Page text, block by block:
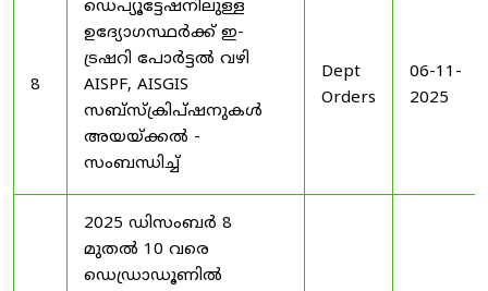
8
ഡെപ്യൂട്ടേഷനിലുള്ള
ഉദ്യോഗസ്ഥർക്ക് ഇ-
ട്രഷറി പോർട്ടൽ വഴി
AISPF, AISGIS
സബ്‌സ്‌ക്രിപ്‌ഷനുകൾ
അയയ്ക്കൽ -
സംബന്ധിച്ച്
Dept
Orders
06-11-
2025
2025 ഡിസംബർ 8
മുതൽ 10 വരെ
ഡെഡ്രാഡൂണിൽ